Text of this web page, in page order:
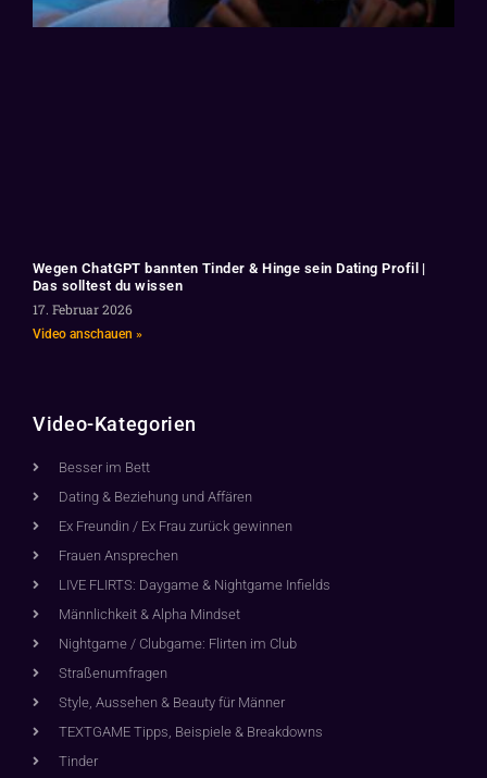
Wegen ChatGPT bannten Tinder & Hinge sein Dating Profil |
Das solltest du wissen
17. Februar 2026
Video anschauen »
Video-Kategorien
Besser im Bett
Dating & Beziehung und Affären
Ex Freundin / Ex Frau zurück gewinnen
Frauen Ansprechen
LIVE FLIRTS: Daygame & Nightgame Infields
Männlichkeit & Alpha Mindset
Nightgame / Clubgame: Flirten im Club
Straßenumfragen
Style, Aussehen & Beauty für Männer
TEXTGAME Tipps, Beispiele & Breakdowns
Tinder